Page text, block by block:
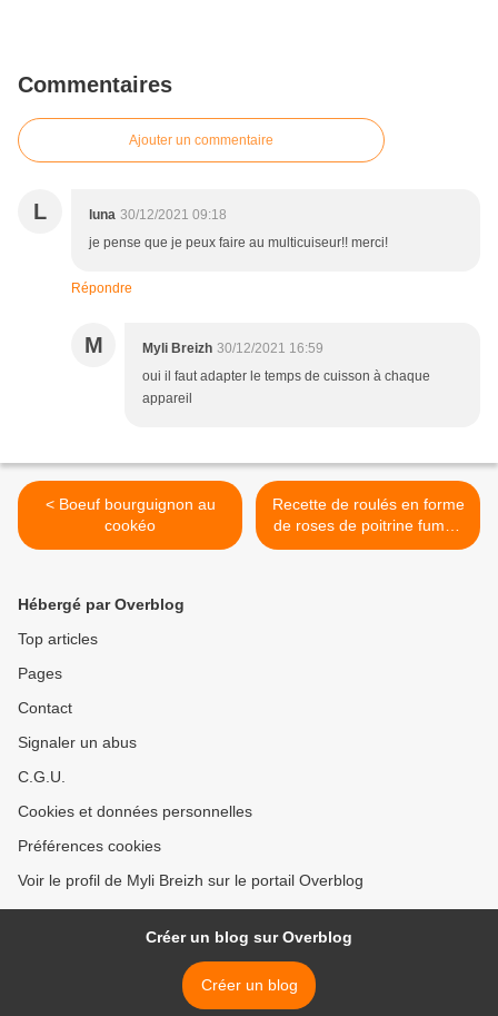
Commentaires
Ajouter un commentaire
L luna 30/12/2021 09:18
je pense que je peux faire au multicuiseur!! merci!
Répondre
M Myli Breizh 30/12/2021 16:59
oui il faut adapter le temps de cuisson à chaque
appareil
< Boeuf bourguignon au
cookéo
Recette de roulés en forme
de roses de poitrine fumée
>
Hébergé par Overblog
Top articles
Pages
Contact
Signaler un abus
C.G.U.
Cookies et données personnelles
Préférences cookies
Voir le profil de Myli Breizh sur le portail Overblog
Créer un blog sur Overblog
Créer un blog